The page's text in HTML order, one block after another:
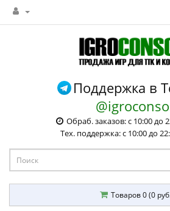
Поддержка в
Обраб. заказов: с 10:00 до
Тех. поддержка: с 10:00 до
Товаров 0 (0